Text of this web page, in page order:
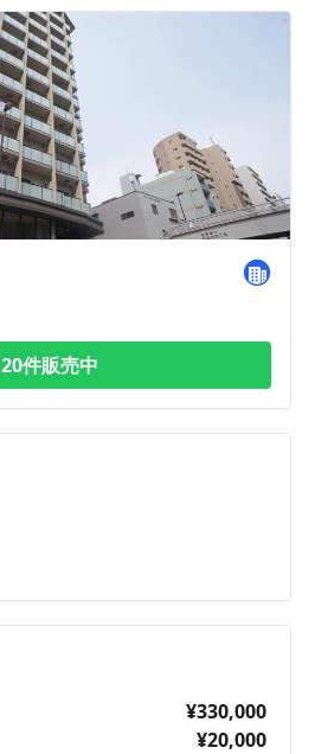
20件販売中
¥330,000
¥20,000